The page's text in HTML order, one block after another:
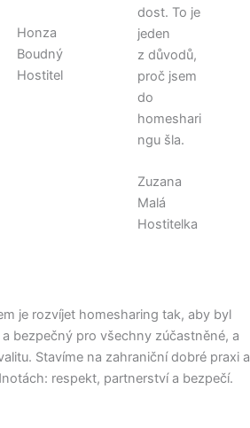
Honza
Boudný
Hostitel
dost. To je
jeden
z důvodů,
proč jsem
do
homeshari
ngu šla.
Zuzana
Malá
Hostitelka
je rozvíjet homesharing tak, aby byl
bezpečný pro všechny zúčastněné, a
Stavíme na zahraniční dobré praxi a
respekt, partnerství a bezpečí.